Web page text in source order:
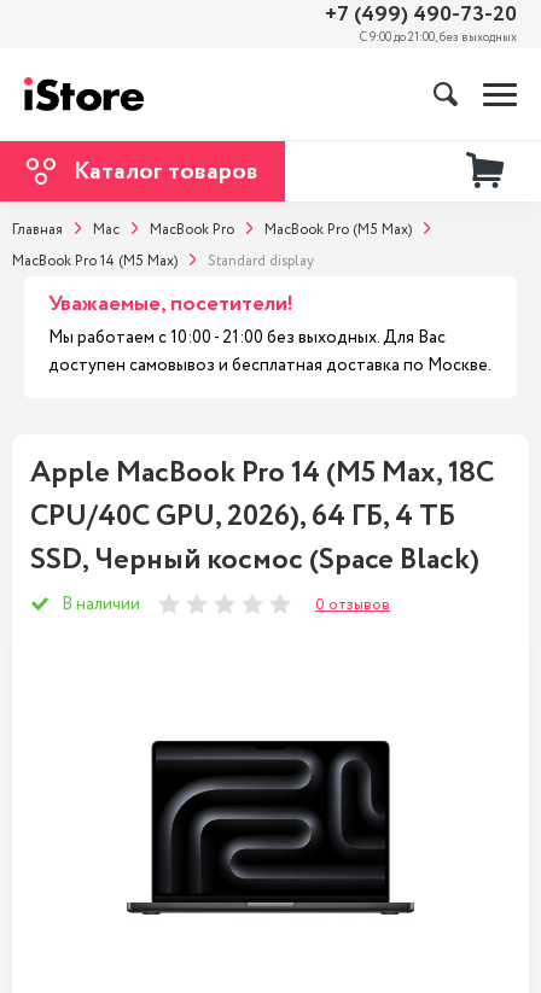
+7 (499) 490-73-20
С 9:00 до 21:00, без выходных
Каталог товаров
Главная Mac MacBook Pro
MacBook Pro (M5 Max)
MacBook Pro 14 (M5 Max)
Standard display
Уважаемые, посетители!
Мы работаем с 10:00 - 21:00 без выходных. Для Вас
доступен самовывоз и бесплатная доставка по Москве.
Apple MacBook Pro 14 (M5 Max, 18C
CPU/40C GPU, 2026), 64 ГБ, 4 ТБ
SSD, Черный космос (Space Black)
В наличии 0 отзывов